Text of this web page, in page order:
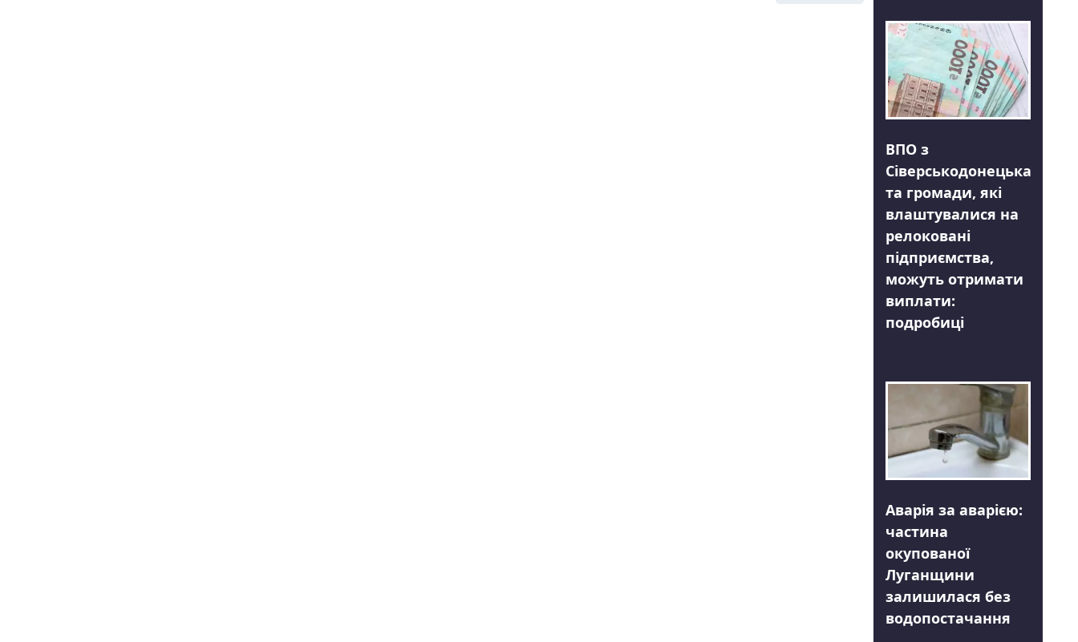
ВПО з
Сіверськодонецька
та громади, які
влаштувалися на
релоковані
підприємства,
можуть отримати
виплати:
подробиці
Аварія за аварією:
частина
окупованої
Луганщини
залишилася без
водопостачання